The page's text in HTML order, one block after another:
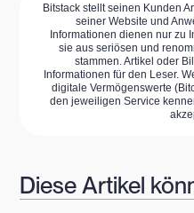
Bitstack stellt seinen Kunden
seiner Website und
Informationen dienen nur zu
sie aus seriösen und
stammen. Artikel oder
Informationen für den Leser.
digitale Vermögenswerte
den jeweiligen Service
Diese Artikel